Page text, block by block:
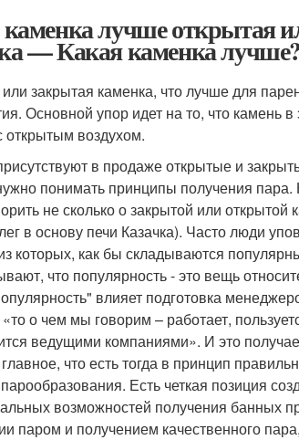
лучше открытая
— Какая каменка
закрытая каменка, что лучше для
Основной упор идет на то, что камень
открытым воздухом.
в продаже открытые и
понимать принципы получения пара.
не сколько о закрытой или
в основу печи Казачка). Часто люди
которых, как бы складываются
что популярность - это вещь
влияет подготовка
о чем мы говорим – работает,
ведущими компаниями». И это
что есть тогда в принцип
Есть четкая позиция
возможностей получения банных
паром и получением качественного